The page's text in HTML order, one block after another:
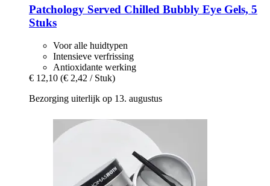
Patchology Served Chilled Bubbly Eye Gels, 5
Stuks
Voor alle huidtypen
Intensieve verfrissing
Antioxidante werking
€ 12,10 (€ 2,42 / Stuk)
Bezorging uiterlijk op 13. augustus